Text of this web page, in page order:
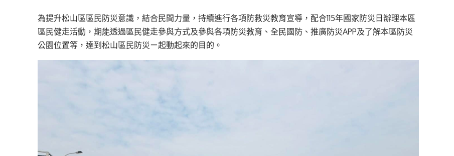
為提升松山區區民防災意識，結合民間力量，持續進行各項防救災教育宣導，配合115年國家防災日辦理本區
區民健走活動，期能透過區民健走參與方式及參與各項防災教育、全民國防、推廣防災APP及了解本區防災
公園位置等，達到松山區民防災ㄧ起動起來的目的。